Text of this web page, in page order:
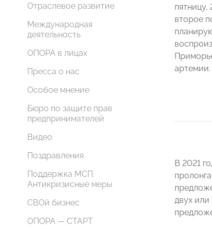
Отраслевое развитие
Международная
деятельность
ОПОРА в лицах
Пресса о нас
Особое мнение
Бюро по защите прав
предпринимателей
Видео
Поздравления
Поддержка МСП.
Антикризисные меры
СВОй бизнес
ОПОРА — СТАРТ
пятницу,
второе
артемии.
В 2021
двух